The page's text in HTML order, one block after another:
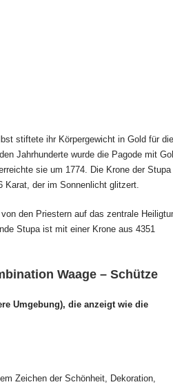
stiftete ihr Körpergewicht in Gold für die
Jahrhunderte wurde die Pagode mit
sie um 1774. Die Krone der Stupa
Karat, der im Sonnenlicht glitzert.
den Priestern auf das zentrale
Stupa ist mit einer Krone aus 4351
Waage – Schütze
Umgebung), die anzeigt wie die
Zeichen der Schönheit, Dekoration,